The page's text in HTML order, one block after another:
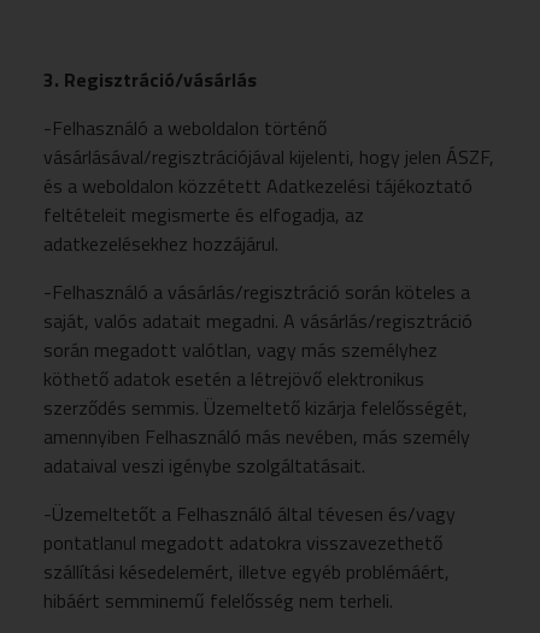
3. Regisztráció/vásárlás
-Felhasználó a weboldalon történő
vásárlásával/regisztrációjával kijelenti, hogy jelen ÁSZF,
és a weboldalon közzétett Adatkezelési tájékoztató
feltételeit megismerte és elfogadja, az
adatkezelésekhez hozzájárul.
-Felhasználó a vásárlás/regisztráció során köteles a
saját, valós adatait megadni. A vásárlás/regisztráció
során megadott valótlan, vagy más személyhez
köthető adatok esetén a létrejövő elektronikus
szerződés semmis. Üzemeltető kizárja felelősségét,
amennyiben Felhasználó más nevében, más személy
adataival veszi igénybe szolgáltatásait.
-Üzemeltetőt a Felhasználó által tévesen és/vagy
pontatlanul megadott adatokra visszavezethető
szállítási késedelemért, illetve egyéb problémáért,
hibáért semminemű felelősség nem terheli.